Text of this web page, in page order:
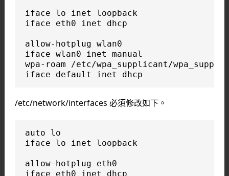
iface lo inet loopback
iface eth0 inet dhcp
allow-hotplug wlan0
iface wlan0 inet manual
wpa-roam /etc/wpa_supplicant/
iface default inet dhcp
/etc/network/interfaces 必須修改如下。
auto lo
iface lo inet loopback
allow-hotplug eth0
iface eth0 inet dhcp